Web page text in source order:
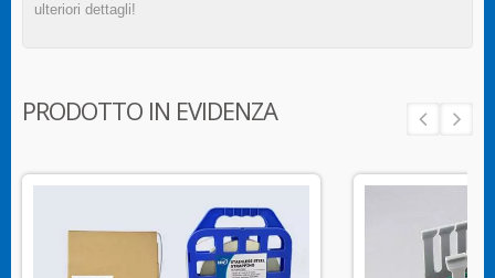
ulteriori dettagli!
PRODOTTO IN EVIDENZA